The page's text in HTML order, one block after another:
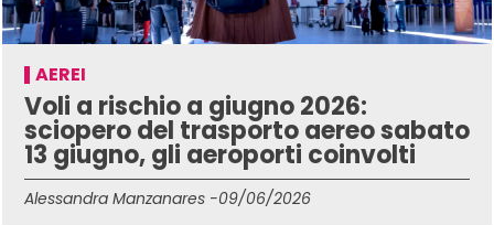
AEREI
Voli a rischio a giugno 2026:
sciopero del trasporto aereo sabato
13 giugno, gli aeroporti coinvolti
Alessandra Manzanares -09/06/2026